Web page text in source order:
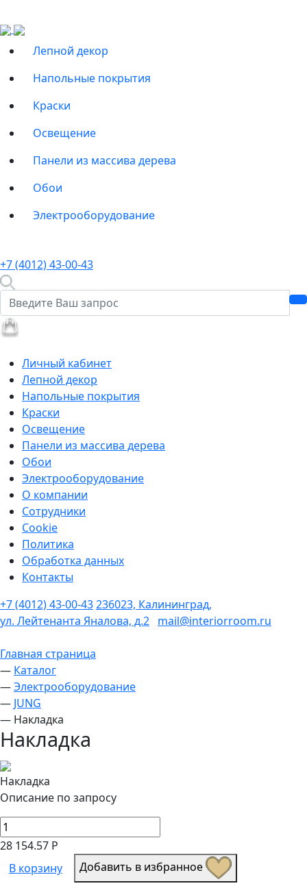
Лепной декор
Напольные покрытия
Краски
Освещение
Панели из массива дерева
Обои
Электрооборудование
+7 (4012) 43-00-43
Личный кабинет
Лепной декор
Напольные покрытия
Краски
Освещение
Панели из массива дерева
Обои
Электрооборудование
О компании
Сотрудники
Cookie
Политика
Обработка данных
Контакты
+7 (4012) 43-00-43236023, Калининград,
ул. Лейтенанта Яналова, д.2 mail@interiorroom.ru
Главная страница
— Каталог
—Электрооборудование
— JUNG
— Накладка
Накладка
Накладка
Описание по запросу
28 154.57 Р
В корзину
Добавить в избранное